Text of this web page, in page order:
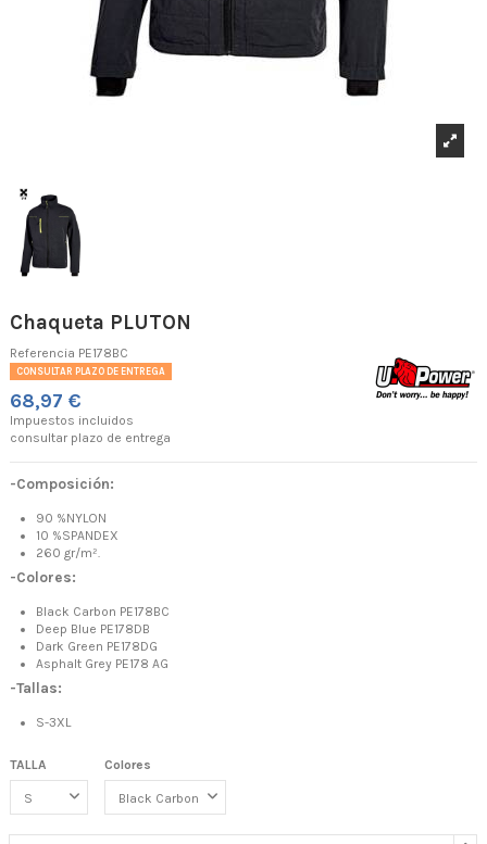
Chaqueta PLUTON
Referencia PE178BC
CONSULTAR PLAZO DE ENTREGA
68,97 €
Impuestos incluidos
consultar plazo de entrega
-Composición:
90 %NYLON
10 %SPANDEX
260 gr/m².
-Colores:
Black Carbon PE178BC
Deep Blue PE178DB
Dark Green PE178DG
Asphalt Grey PE178 AG
-Tallas:
S-3XL
TALLA Colores